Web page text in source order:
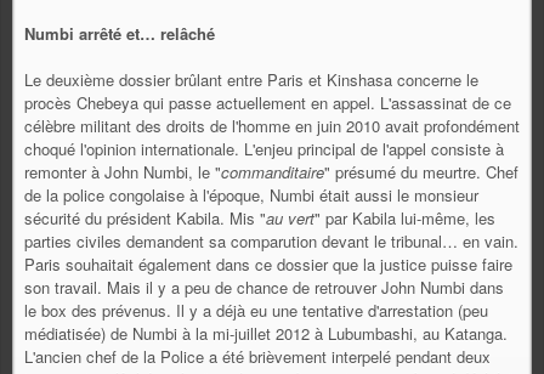
Numbi arrêté et… relâché
Le deuxième dossier brûlant entre Paris et Kinshasa concerne le
procès Chebeya qui passe actuellement en appel. L'assassinat de ce
célèbre militant des droits de l'homme en juin 2010 avait profondément
choqué l'opinion internationale. L'enjeu principal de l'appel consiste à
remonter à John Numbi, le "commanditaire" présumé du meurtre. Chef
de la police congolaise à l'époque, Numbi était aussi le monsieur
sécurité du président Kabila. Mis "au vert" par Kabila lui-même, les
parties civiles demandent sa comparution devant le tribunal… en vain.
Paris souhaitait également dans ce dossier que la justice puisse faire
son travail. Mais il y a peu de chance de retrouver John Numbi dans
le box des prévenus. Il y a déjà eu une tentative d'arrestation (peu
médiatisée) de Numbi à la mi-juillet 2012 à Lubumbashi, au Katanga.
L'ancien chef de la Police a été brièvement interpelé pendant deux